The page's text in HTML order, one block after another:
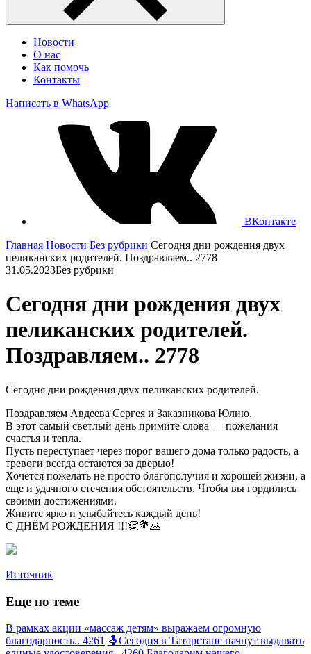
Новости
О нас
Как помочь
Контакты
Написать в WhatsApp
ВКонтакте
Главная Новости Без рубрики Сегодня дни рождения двух
пеликанских родителей. Поздравляем.. 2778
31.05.2023Без рубрики
Сегодня дни рождения двух
пеликанских родителей.
Поздравляем.. 2778
Сегодня дни рождения двух пеликанских родителей.
Поздравляем Авдеева Сергея и Заказникова Юлию.
В этот самый светлый день примите слова — пожелания
счастья и тепла.
Пусть переступает через порог вашего дома только радость, а
тревоги всегда остаются за дверью!
Хочется пожелать не просто благополучия и хорошей жизни, а
еще и удачного стечения обстоятельств. Чтобы вы гордились
своими достижениями.
Живите ярко и улыбайтесь каждый день!
С ДНЁМ РОЖДЕНИЯ !!!👏💐🙏
Источник
Еще по теме
В рамках акции «массаж детям» выражаем огромную
благодарность.. 4261 🤱Сегодня в Татарстане начнут выдавать